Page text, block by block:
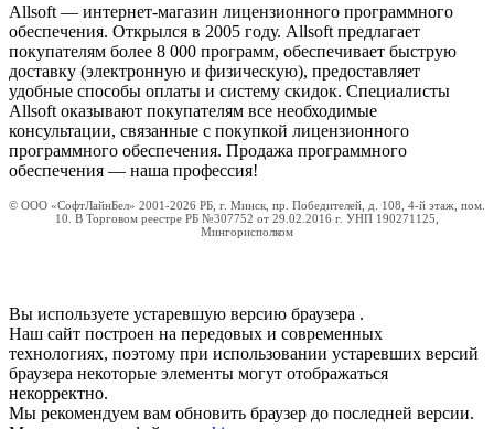
Allsoft — интернет-магазин лицензионного программного
обеспечения. Открылся в 2005 году. Allsoft предлагает
покупателям более 8 000 программ, обеспечивает быструю
доставку (электронную и физическую), предоставляет
удобные способы оплаты и систему скидок. Специалисты
Allsoft оказывают покупателям все необходимые
консультации, связанные с покупкой лицензионного
программного обеспечения. Продажа программного
обеспечения — наша профессия!
© ООО «СофтЛайнБел» 2001-2026 РБ, г. Минск, пр. Победителей, д. 108, 4-й этаж, пом.
10. В Торговом реестре РБ №307752 от 29.02.2016 г. УНП 190271125,
Мингорисполком
Вы используете устаревшую версию браузера .
Наш сайт построен на передовых и современных
технологиях, поэтому при использовании устаревших версий
браузера некоторые элементы могут отображаться
некорректно.
Мы рекомендуем вам обновить браузер до последней версии.